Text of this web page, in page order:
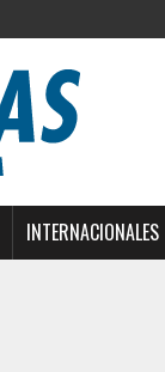
INTERNACIONALES